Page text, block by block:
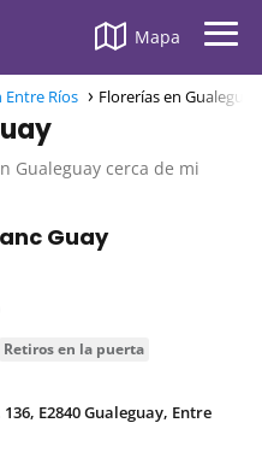
Mapa
Entre Ríos Florerías en Gualeguay
Gualeguay cerca de mi
Guay
retiros en la puerta
E2840 Gualeguay, Entre